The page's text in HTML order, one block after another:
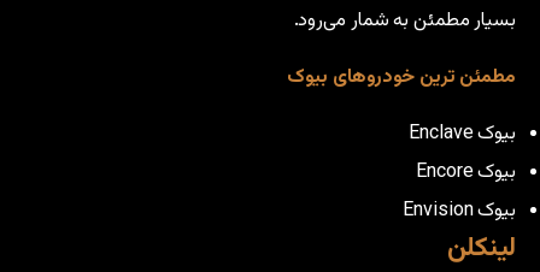
بسیار مطمئن به شمار می‌رود.
مطمئن ترین خودروهای بیوک
بیوک Enclave
بیوک Encore
بیوک Envision
لینکلن